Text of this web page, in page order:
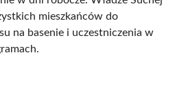
mieszkańców do
na basenie i uczestniczenia w